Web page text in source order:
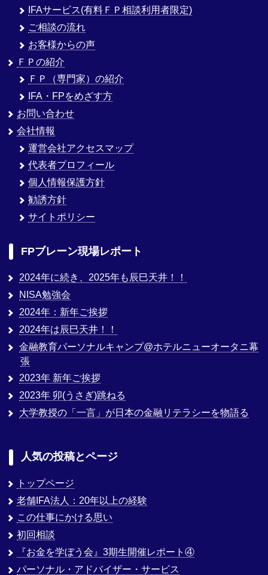
IFAサービス(有料ＦＰ相談利用者限定)
ご相談の流れ
お客様からの声
ＦＰの紹介
ＦＰ（専門家）の紹介
IFA・FPをめざす方
お問い合わせ
会社情報
運営会社アクセスマップ
代表者プロフィール
個人情報保護方針
勧誘方針
サイトポリシー
FPブレーン現場レポート
2024年に続き、2025年も辰巳天井！！
NISA勉強会
2024年：新年ご挨拶
2024年は辰巳天井！！
金融教育パーソナルキャンプ@ホテルニューオータニ幕
張
2023年 新年ご挨拶
2023年 卯(うさぎ)跳ねる
大学教授の「一言」が日本の金融リテラシーを物語る
人気の投稿とページ
トップページ
老舗IFA法人：20年以上の経験
この仕事にかける思い
初回相談
『お金を学ぼう会』3期生開催レポート④
パーソナル・アドバイザー・サービス